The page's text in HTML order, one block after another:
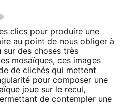
clics pour produire une
au point de nous obliger à
des choses très
mosaïques, ces images
de clichés qui mettent
pour composer une
joue sur le recul,
de contempler une